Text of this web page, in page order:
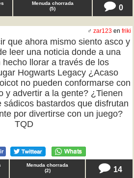
Menuda chorrada
(5) 0
♂ zar123 en friki
que ahora mismo siento asco y
leer una noticia donde a una
llorar a través de los
Hogwarts Legacy ¿Acaso
no pueden conformarse con
y advertir a la gente? ¿Tienen
sádicos bastardos que disfrutan
por divertirse con un juego?
TQD
Menuda chorrada
(2) 14